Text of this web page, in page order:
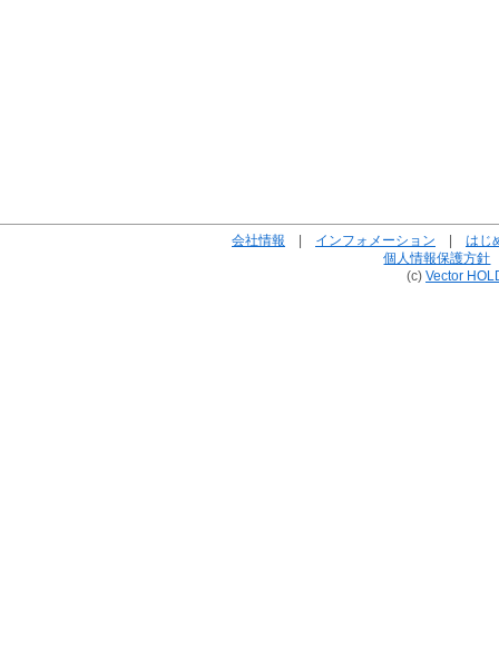
会社情報 | インフォメーション | はじ
個人情報保護方針
(c) Vector